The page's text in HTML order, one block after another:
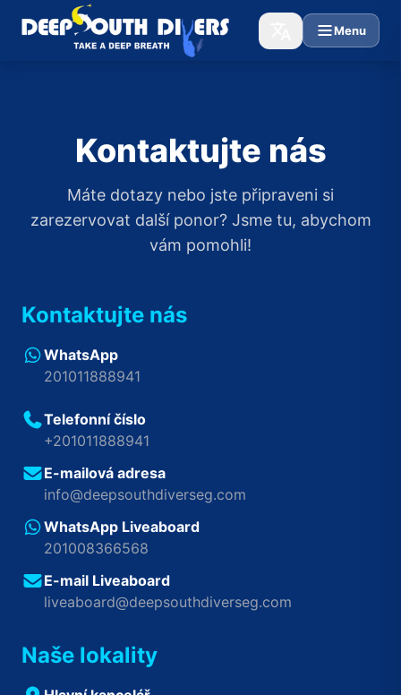
Menu
Kontaktujte nás
Máte dotazy nebo jste připraveni si
zarezervovat další ponor? Jsme tu, abychom
vám pomohli!
Kontaktujte nás
WhatsApp
201011888941
Telefonní číslo
+201011888941
E-mailová adresa
info@deepsouthdiverseg.com
WhatsApp Liveaboard
201008366568
E-mail Liveaboard
liveaboard@deepsouthdiverseg.com
Naše lokality